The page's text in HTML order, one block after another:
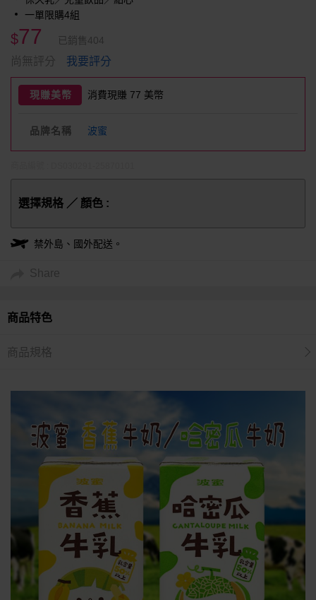
一單限購4組
$77 已銷售404
尚無評分 我要評分
現賺美幣 消費現賺 77 美幣
品牌名稱 波蜜
禁外島、國外配送。
選擇規格 ／ 顏色 :
Share
商品特色
商品規格